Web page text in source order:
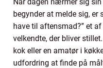
begynder at melde sig, er
have til aftensmad?” et
velkendte, der bliver
kok eller en amatør i
udfordring at finde på